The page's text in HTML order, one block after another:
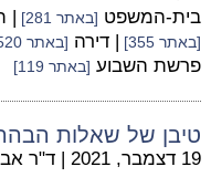
בית-המשפט [באתר 281] |
[באתר 355] | דירה [באתר 520]
פרשת השבוע [באתר 119]
טיבן של שאלות
19 דצמבר, 2021 | ד"ר